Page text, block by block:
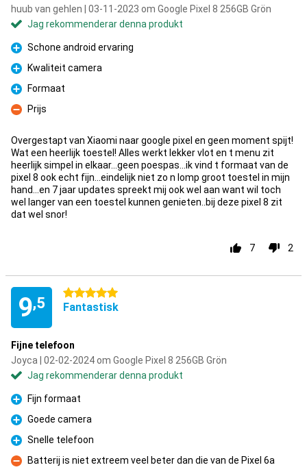
huub van gehlen | 03-11-2023 om Google Pixel 8 256GB Grön
Jag rekommenderar denna produkt
Fördelar
Schone android ervaring
Fördelar
Kwaliteit camera
Fördelar
Formaat
Nackdelar
Prijs
Overgestapt van Xiaomi naar google pixel en geen moment spijt!
Wat een heerlijk toestel! Alles werkt lekker vlot en t menu zit
heerlijk simpel in elkaar...geen poespas...ik vind t formaat van de
pixel 8 ook echt fijn...eindelijk niet zo n lomp groot toestel in mijn
hand...en 7 jaar updates spreekt mij ook wel aan want wil toch
wel langer van een toestel kunnen genieten..bij deze pixel 8 zit
dat wel snor!
7 2
9,5
5 stjärnor
Fantastisk
Fijne telefoon
Joyca | 02-02-2024 om Google Pixel 8 256GB Grön
Jag rekommenderar denna produkt
Fördelar
Fijn formaat
Fördelar
Goede camera
Fördelar
Snelle telefoon
Nackdelar
Batterij is niet extreem veel beter dan die van de Pixel 6a